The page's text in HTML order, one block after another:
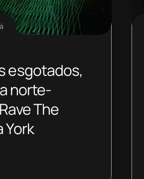
esgotados,
norte-
The
York